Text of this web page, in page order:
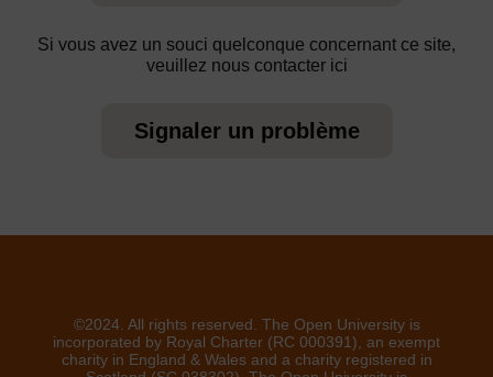
Si vous avez un souci quelconque concernant ce site,
veuillez nous contacter ici
Signaler un problème
©2024. All rights reserved. The Open University is
incorporated by Royal Charter (RC 000391), an exempt
charity in England & Wales and a charity registered in